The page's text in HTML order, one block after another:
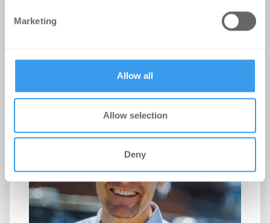
our social media, advertising and analytics partners who
Marketing
Allow all
Allow selection
Deny
-
03.07.2026
Möhrle Happ Luther hat die europaweit tätige
des Greet Hotels Berlin Alexanderplatz ...